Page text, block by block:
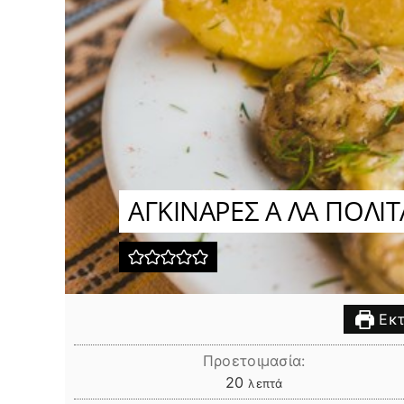
ΑΓΚΙΝΑΡΕΣ Α ΛΑ
Προετοιμασία:
20 λεπτά
λεπτά